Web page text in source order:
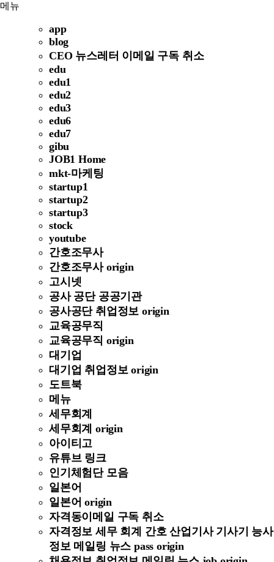
메뉴
app
blog
CEO 뉴스레터 이메일 구독 취소
edu
edu1
edu2
edu3
edu6
edu7
gibu
JOB1 Home
mkt-마케팅
startup1
startup2
startup3
stock
youtube
간호조무사
간호조무사 origin
고시넷
공사 공단 공공기관
공사공단 취업정보 origin
교육공무직
교육공무직 origin
대기업
대기업 취업정보 origin
도트북
메뉴
세무회계
세무회계 origin
아이티고
유튜브 링크
인기체험단 모음
일본어
일본어 origin
자격동이메일 구독 취소
자격정보 세무 회계 간호 산업기사 기사기 능사
정보 메일링 뉴스 pass origin